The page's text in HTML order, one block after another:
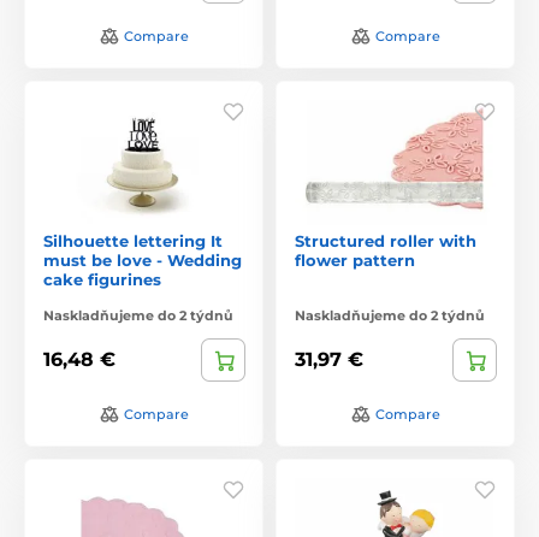
Compare Compare
Silhouette lettering It
must be love - Wedding
cake figurines
Naskladňujeme do 2 týdnů
16,48 €
Compare
Structured roller with
flower pattern
Naskladňujeme do 2 týdnů
31,97 €
Compare